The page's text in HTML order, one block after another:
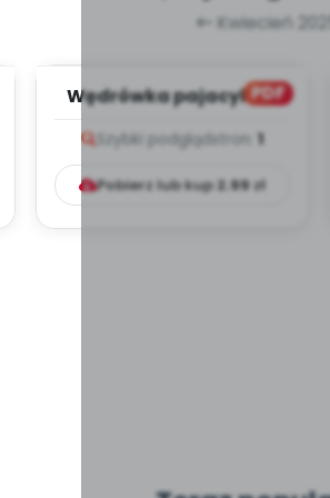
Kwiecień 2025
PDF
Wędrówka pajacyka -
Szybki podglądstron: 1
Pobierz lub kup2.99zł